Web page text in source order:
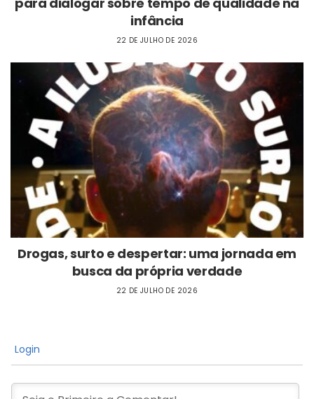
infância
22 DE JULHO DE 2026
Drogas, surto e despertar: uma jornada em
busca da própria verdade
22 DE JULHO DE 2026
Login